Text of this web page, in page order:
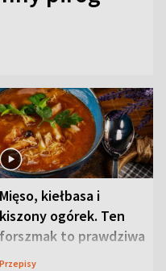
Mięso, kiełbasa i
kiszony ogórek. Ten
forszmak to prawdziwa
uczta
Przepisy